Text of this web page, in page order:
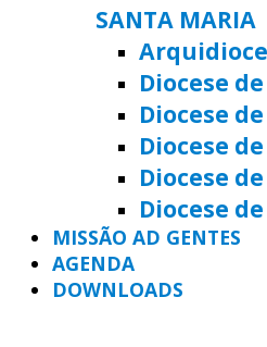
SANTA MARIA
Diocese
Diocese
Diocese
Diocese
Diocese
MISSÃO AD GENTES
AGENDA
DOWNLOADS